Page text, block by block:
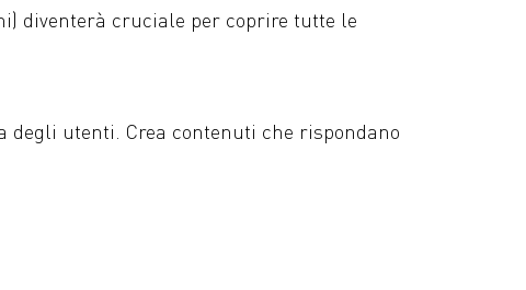
diventerà cruciale per coprire tutte le
utenti. Crea contenuti che rispondano